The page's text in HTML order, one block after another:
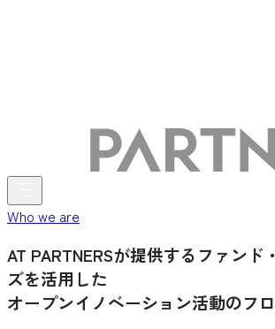
Who we are
AT PARTNERSが提供するファンド
ズを活用した
オープンイノベーション活動のフ